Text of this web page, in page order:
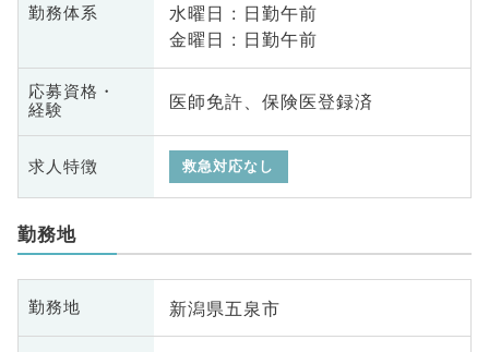
勤務体系
水曜日 : 日勤午前
金曜日 : 日勤午前
応募資格・
経験
医師免許、保険医登録済
求人特徴 救急対応なし
勤務地
勤務地 新潟県五泉市